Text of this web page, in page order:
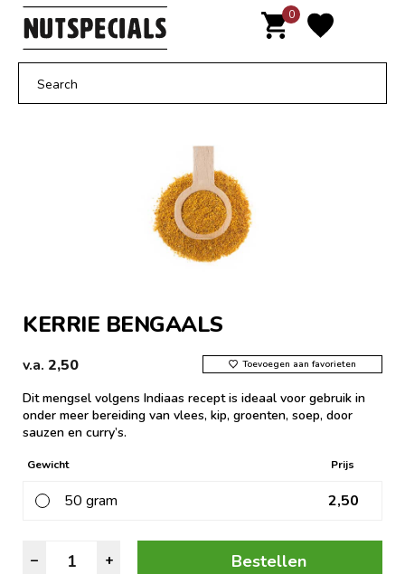
Door
naar
inhoud
0
KERRIE BENGAALS
v.a. 2,50 Toevoegen aan favorieten
Dit mengsel volgens Indiaas recept is ideaal voor gebruik in
onder meer bereiding van vlees, kip, groenten, soep, door
sauzen en curry’s.
Gewicht Prijs
50 gram 2,50
–
Kerrie
+ Bestellen